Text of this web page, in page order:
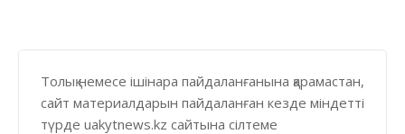
Толық немесе ішінара пайдаланғанына қарамастан,
сайт материалдарын пайдаланған кезде міндетті
түрде uakytnews.kz сайтына сілтеме